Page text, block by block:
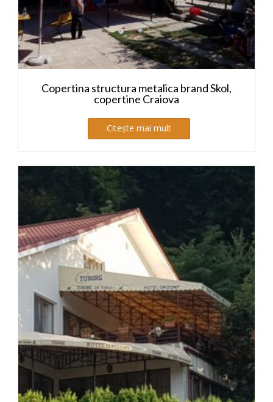
Copertina structura metalica brand Skol,
copertine Craiova
Citește mai mult